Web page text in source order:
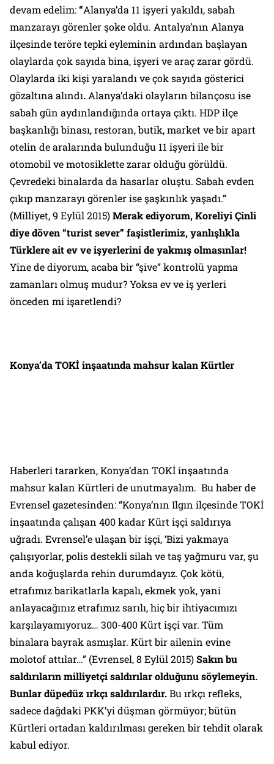
devam edelim:“Alanya’da 11 işyeri yakıldı, sabah
manzarayı görenler şoke oldu. Antalya’nın Alanya
ilçesinde teröre tepki eyleminin ardından başlayan
olaylarda çok sayıda bina, işyeri ve araç zarar gördü.
Olaylarda iki kişi yaralandı ve çok sayıda gösterici
gözaltına alındı.Alanya’daki olayların bilançosu ise
sabah gün aydınlandığında ortaya çıktı. HDP ilçe
başkanlığı binası, restoran, butik, market ve bir apart
otelin de aralarında bulunduğu 11 işyeri ile bir
otomobil ve motosiklette zarar olduğu görüldü.
Çevredeki binalarda da hasarlar oluştu. Sabah evden
çıkıp manzarayı görenler ise şaşkınlık yaşadı.”
(Milliyet, 9 Eylül 2015)Merak ediyorum, Koreliyi Çinli
diye döven “turist sever” faşistlerimiz, yanlışlıkla
Türklere ait ev ve işyerlerini de yakmış olmasınlar!
Yine de diyorum, acaba bir “şive” kontrolü yapma
zamanları olmuş mudur? Yoksa ev ve iş yerleri
önceden mi işaretlendi?
Konya’da TOKİ inşaatında mahsur kalan Kürtler
Haberleri tararken, Konya’dan TOKİ inşaatında
mahsur kalan Kürtleri de unutmayalım. Bu haber de
Evrenselgazetesinden: “Konya’nın Ilgın ilçesinde TOKİ
inşaatında çalışan 400 kadar Kürt işçi saldırıya
uğradı. Evrensel’e ulaşan bir işçi, ‘Bizi yakmaya
çalışıyorlar, polis destekli silah ve taş yağmuru var, şu
anda koğuşlarda rehin durumdayız. Çok kötü,
etrafımız barikatlarla kapalı, ekmek yok, yani
anlayacağınız etrafımız sarılı, hiç bir ihtiyacımızı
karşılayamıyoruz… 300-400 Kürt işçi var. Tüm
binalara bayrak asmışlar. Kürt bir ailenin evine
molotof attılar…” (Evrensel, 8 Eylül 2015)Sakın bu
saldırıların milliyetçi saldırılar olduğunu söylemeyin.
Bunlar düpedüz ırkçı saldırılardır.Bu ırkçı refleks,
sadece dağdaki PKK’yi düşman görmüyor; bütün
Kürtleri ortadan kaldırılması gereken bir tehdit olarak
kabul ediyor.